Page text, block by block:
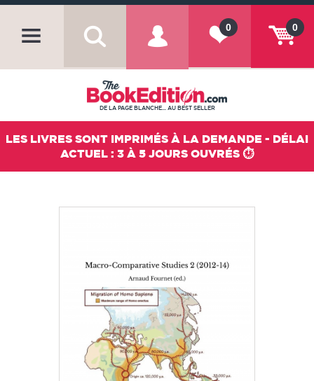
0
0
DE LA PAGE BLANCHE... AU BEST SELLER
LES LIVRES SONT IMPRIMÉS À LA DEMANDE - DÉLAI
ACTUEL : 3 À 5 JOURS OUVRÉS ⏱️